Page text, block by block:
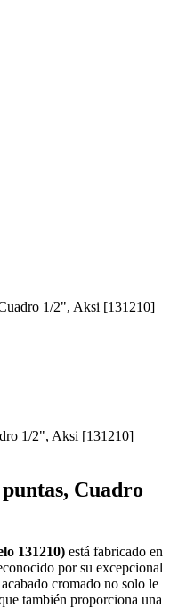
1/2", Aksi [131210]
Cuadro
131210) está fabricado en
por su excepcional
cromado no solo le
también proporciona una